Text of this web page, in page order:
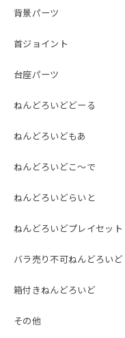
背景パーツ
首ジョイント
台座パーツ
ねんどろいどどーる
ねんどろいどもあ
ねんどろいどこ～で
ねんどろいどらいと
ねんどろいどプレイセット
バラ売り不可ねんどろいど
箱付きねんどろいど
その他